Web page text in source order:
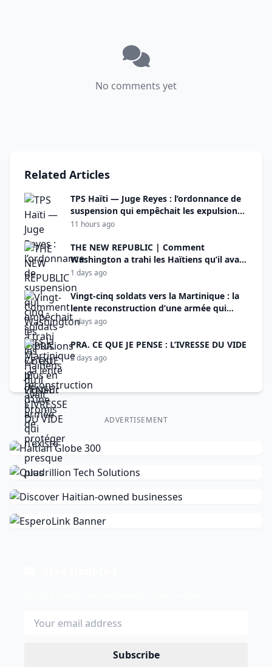
No comments yet
Related Articles
TPS Haïti — Juge Reyes : l’ordonnance de
suspension qui empêchait les expulsions
« n’est plus en vigueur »
11 hours ago
THE NEW REPUBLIC | Comment
Washington a trahi les Haïtiens qu’il avait
promis de protéger
1 days ago
Vingt-cinq soldats vers la Martinique : la
lente reconstruction d’une armée qui
n’existe presque plus
1 days ago
PRA. CE QUE JE PENSE : L’IVRESSE DU VIDE
2 days ago
ADVERTISEMENT
Subscribe